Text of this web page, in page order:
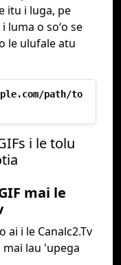
itu i luga, pe
luma o soʻo se
le ulufale atu
path/to
i le tolu
mai le
ai i le Canalc2.Tv
mai lau 'upega